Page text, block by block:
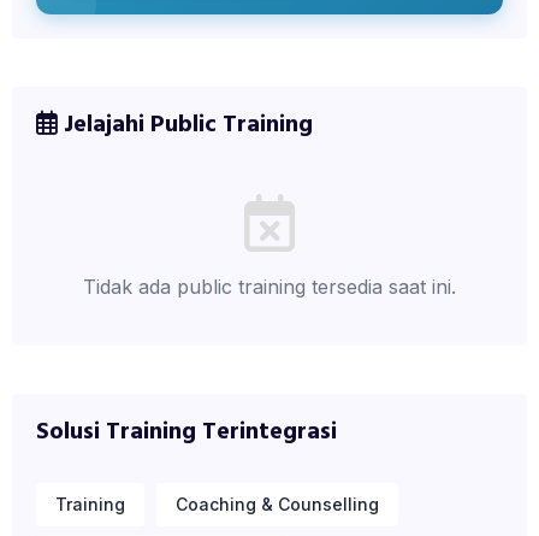
Jelajahi Public Training
Tidak ada public training tersedia saat ini.
Solusi Training Terintegrasi
Training Coaching & Counselling